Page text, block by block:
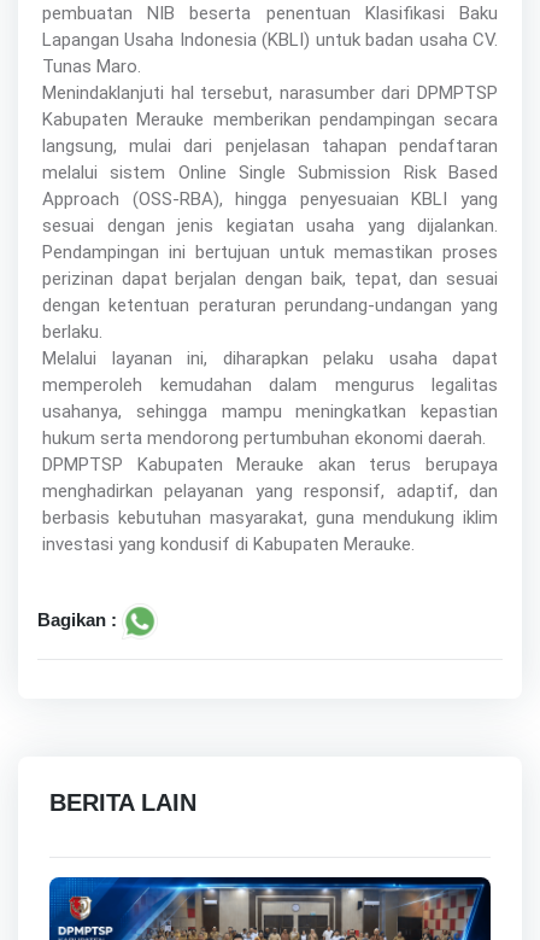
pembuatan NIB beserta penentuan Klasifikasi Baku
Lapangan Usaha Indonesia (KBLI) untuk badan usaha CV.
Tunas Maro.
Menindaklanjuti hal tersebut, narasumber dari DPMPTSP
Kabupaten Merauke memberikan pendampingan secara
langsung, mulai dari penjelasan tahapan pendaftaran
melalui sistem Online Single Submission Risk Based
Approach (OSS-RBA), hingga penyesuaian KBLI yang
sesuai dengan jenis kegiatan usaha yang dijalankan.
Pendampingan ini bertujuan untuk memastikan proses
perizinan dapat berjalan dengan baik, tepat, dan sesuai
dengan ketentuan peraturan perundang-undangan yang
berlaku.
Melalui layanan ini, diharapkan pelaku usaha dapat
memperoleh kemudahan dalam mengurus legalitas
usahanya, sehingga mampu meningkatkan kepastian
hukum serta mendorong pertumbuhan ekonomi daerah.
DPMPTSP Kabupaten Merauke akan terus berupaya
menghadirkan pelayanan yang responsif, adaptif, dan
berbasis kebutuhan masyarakat, guna mendukung iklim
investasi yang kondusif di Kabupaten Merauke.
Bagikan :
BERITA LAIN